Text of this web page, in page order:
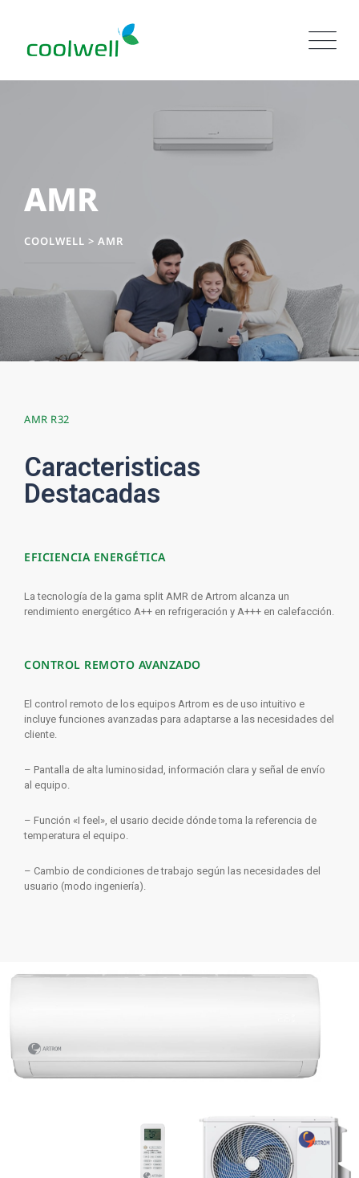
AMR
COOLWELL > AMR
AMR R32
Caracteristicas
Destacadas
EFICIENCIA ENERGÉTICA
La tecnología de la gama split AMR de Artrom alcanza un
rendimiento energético A++ en refrigeración y A+++ en calefacción.
CONTROL REMOTO AVANZADO
El control remoto de los equipos Artrom es de uso intuitivo e
incluye funciones avanzadas para adaptarse a las necesidades del
cliente.
– Pantalla de alta luminosidad, información clara y señal de envío
al equipo.
– Función «I feel», el usario decide dónde toma la referencia de
temperatura el equipo.
– Cambio de condiciones de trabajo según las necesidades del
usuario (modo ingeniería).